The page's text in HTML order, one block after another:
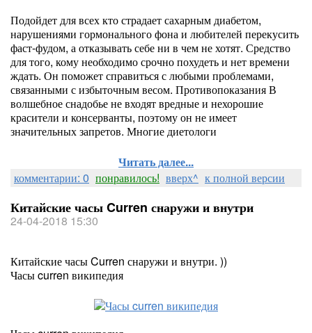
Подойдет для всех кто страдает сахарным диабетом,
нарушениями гормонального фона и любителей перекусить
фаст-фудом, а отказывать себе ни в чем не хотят. Средство
для того, кому необходимо срочно похудеть и нет времени
ждать. Он поможет справиться с любыми проблемами,
связанными с избыточным весом. Противопоказания В
волшебное снадобье не входят вредные и нехорошие
красители и консерванты, поэтому он не имеет
значительных запретов. Многие диетологи
Читать далее...
комментарии: 0 понравилось! вверх^ к полной версии
Китайские часы Curren снаружи и внутри
24-04-2018 15:30
Китайские часы Curren снаружи и внутри. ))
Часы curren википедия